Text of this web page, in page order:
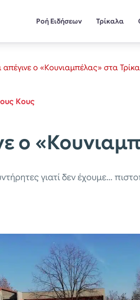
Ροή Ειδήσεων Τρίκαλα
απέγινε ο «Κουνιαμπέλας» στα
Κους
ο
γιατί δεν έχουμε…